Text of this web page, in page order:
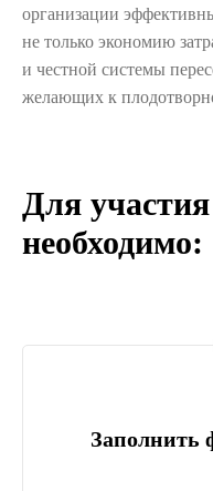
организации
не только экономию
и честной системы
желающих к
Для
необходимо:
Заполнить